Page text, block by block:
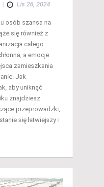
| Lis 26, 2024
osób szansa na
się również z
całego
a emocje
zamieszkania
Jak
aby uniknąć
znajdziesz
przeprowadzki,
się łatwiejszy i